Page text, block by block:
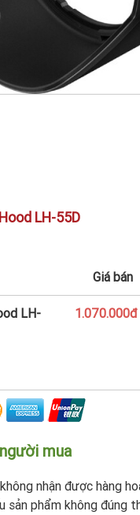
LH-55D
Giá bán
LH-
1.070.000đ
mua
nhận được hàng
sản phẩm không đúng